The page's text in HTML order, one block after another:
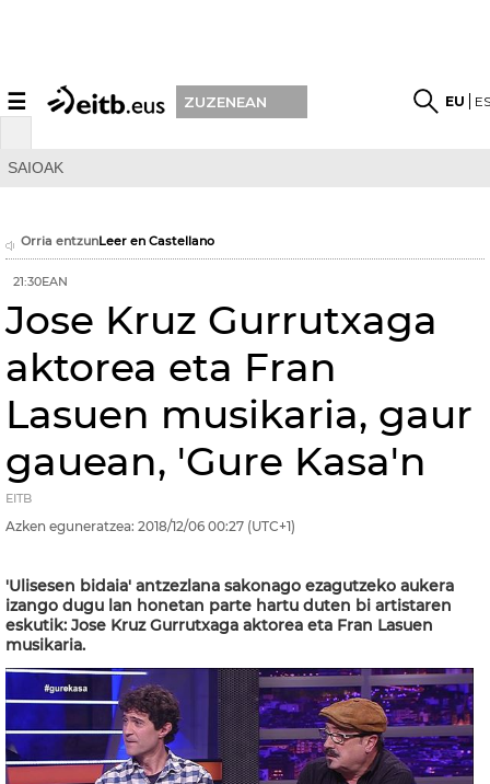
☰ ZUZENEAN EU
SAIOAK
Orria entzunLeer en Castellano
21:30EAN
Jose Kruz Gurrutxaga
aktorea eta Fran
Lasuen musikaria, gaur
gauean, 'Gure Kasa'n
EITB
Azken eguneratzea: 2018/12/06 00:27 (UTC+1)
'Ulisesen bidaia' antzezlana sakonago ezagutzeko aukera
izango dugu lan honetan parte hartu duten bi artistaren
eskutik: Jose Kruz Gurrutxaga aktorea eta Fran Lasuen
musikaria.